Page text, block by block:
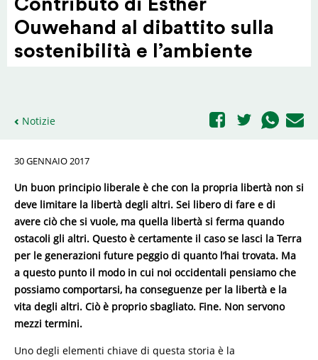
Contributo di Esther
Ouwehand al dibattito sulla
soste­ni­bilità e l’ambiente
Notizie
30 GENNAIO 2017
Un buon principio liberale è che con la propria libertà non si
deve limitare la libertà degli altri. Sei libero di fare e di
avere ciò che si vuole, ma quella libertà si ferma quando
ostacoli gli altri. Questo è certamente il caso se lasci la Terra
per le generazioni future peggio di quanto l’hai trovata. Ma
a questo punto il modo in cui noi occidentali pensiamo che
possiamo comportarsi, ha conseguenze per la libertà e la
vita degli altri. Ciò è proprio sbagliato. Fine. Non servono
mezzi termini.
Uno degli elementi chiave di questa storia è la